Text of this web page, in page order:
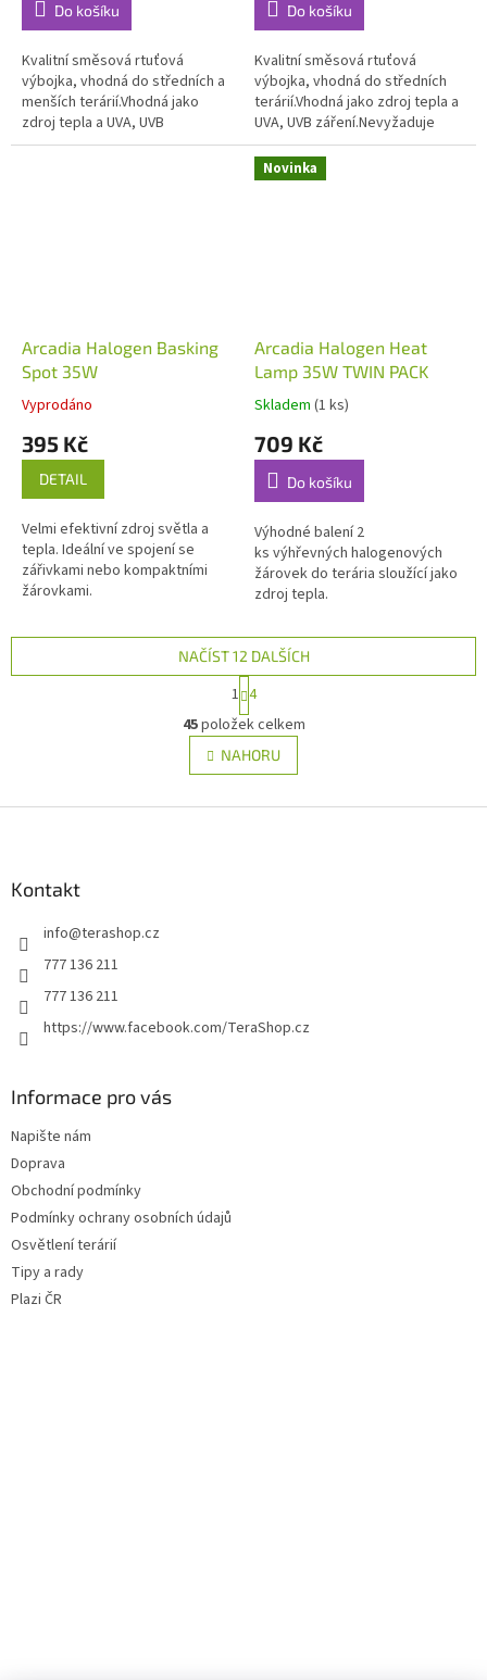
Do košíku
Kvalitní směsová rtuťová
výbojka, vhodná do středních a
menších terárií.Vhodná jako
zdroj tepla a UVA, UVB
záření.Nevyžaduje předřadník,
Do košíku
Kvalitní směsová rtuťová
výbojka, vhodná do středních
terárií.Vhodná jako zdroj tepla a
UVA, UVB záření.Nevyžaduje
předřadník, lze zapojit přímo do
sítě 220-240V.
Arcadia Halogen Basking
Spot 35W
Vyprodáno
395 Kč
DETAIL
Velmi efektivní zdroj světla a
tepla. Ideální ve spojení se
zářivkami nebo kompaktními
žárovkami.
Novinka
Arcadia Halogen Heat
Lamp 35W TWIN PACK
Skladem (1 ks)
709 Kč
Do košíku
Výhodné balení 2
ks výhřevných halogenových
žárovek do terária sloužící jako
zdroj tepla.
O
v
l
á
p
NAČÍST 12 DALŠÍCH
S
t
r
á
n
k
v
1 4
45položek celkem
NAHORU
Kontakt
info@terashop.cz
777 136 211
777 136 211
https://www.facebook.com/TeraShop.cz
Informace pro vás
Napište nám
Doprava
Obchodní podmínky
Podmínky ochrany osobních údajů
Osvětlení terárií
Tipy a rady
Plazi ČR